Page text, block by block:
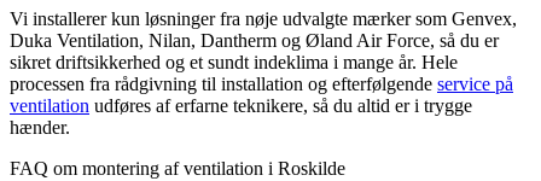
Vi installerer kun løsninger fra nøje udvalgte mærker som Genvex,
Duka Ventilation, Nilan, Dantherm og Øland Air Force, så du er
sikret driftsikkerhed og et sundt indeklima i mange år. Hele
processen fra rådgivning til installation og efterfølgende service på
ventilation udføres af erfarne teknikere, så du altid er i trygge
hænder.
FAQ om montering af ventilation i Roskilde